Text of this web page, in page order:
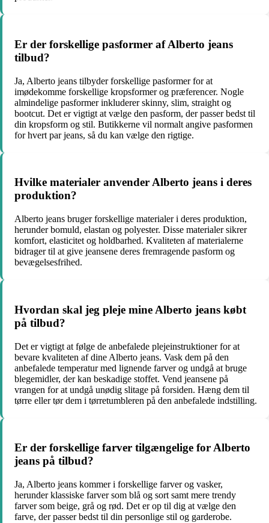
Er der forskellige pasformer af Alberto jeans
tilbud?
Ja, Alberto jeans tilbyder forskellige pasformer for at
imødekomme forskellige kropsformer og præferencer. Nogle
almindelige pasformer inkluderer skinny, slim, straight og
bootcut. Det er vigtigt at vælge den pasform, der passer bedst til
din kropsform og stil. Butikkerne vil normalt angive pasformen
for hvert par jeans, så du kan vælge den rigtige.
Hvilke materialer anvender Alberto jeans i deres
produktion?
Alberto jeans bruger forskellige materialer i deres produktion,
herunder bomuld, elastan og polyester. Disse materialer sikrer
komfort, elasticitet og holdbarhed. Kvaliteten af materialerne
bidrager til at give jeansene deres fremragende pasform og
bevægelsesfrihed.
Hvordan skal jeg pleje mine Alberto jeans købt
på tilbud?
Det er vigtigt at følge de anbefalede plejeinstruktioner for at
bevare kvaliteten af dine Alberto jeans. Vask dem på den
anbefalede temperatur med lignende farver og undgå at bruge
blegemidler, der kan beskadige stoffet. Vend jeansene på
vrangen for at undgå unødig slitage på forsiden. Hæng dem til
tørre eller tør dem i tørretumbleren på den anbefalede indstilling.
Er der forskellige farver tilgængelige for Alberto
jeans på tilbud?
Ja, Alberto jeans kommer i forskellige farver og vasker,
herunder klassiske farver som blå og sort samt mere trendy
farver som beige, grå og rød. Det er op til dig at vælge den
farve, der passer bedst til din personlige stil og garderobe.